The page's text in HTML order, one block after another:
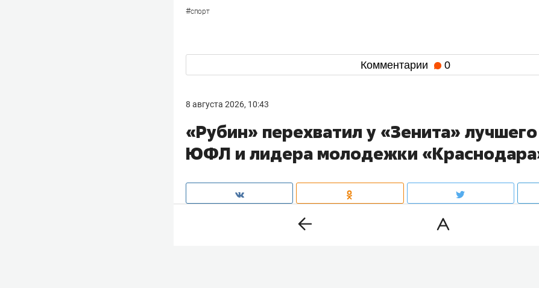
#спорт
Комментарии 0
8 августа 2026, 10:43
«Рубин» перехватил у «Зенита»
ЮФЛ и лидера молодежки
19-летний нападающий «Краснодара» Александр Бекетов
станет